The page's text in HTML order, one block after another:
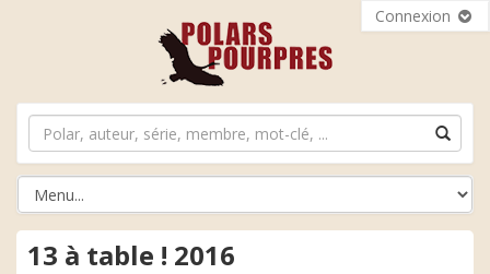
Connexion
13 à table ! 2016